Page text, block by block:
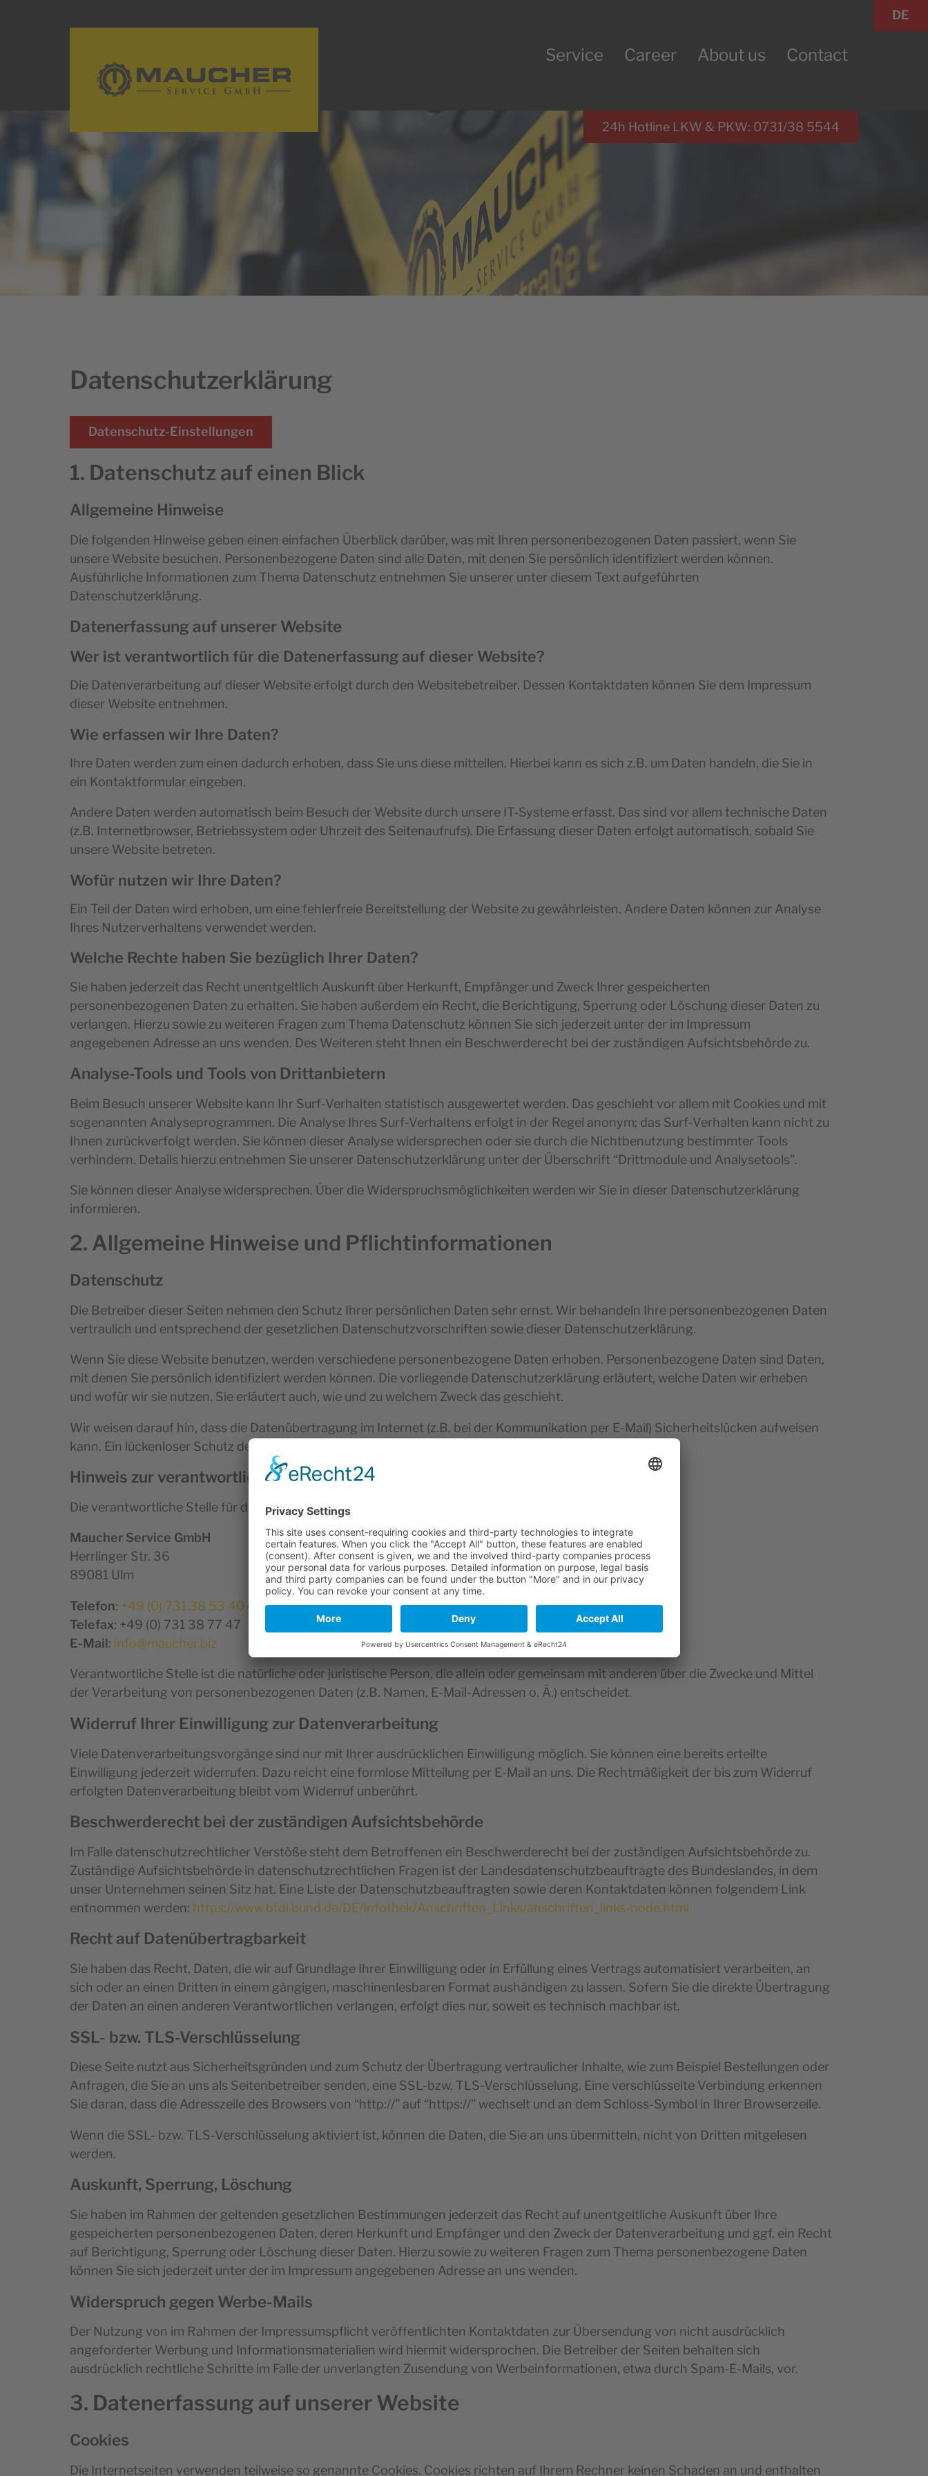
DE
24h Hotline LKW & PKW: 0731/38 5544
Service Career About us Contact
Datenschutzerklärung
Datenschutz-Einstellungen
1. Datenschutz auf einen Blick
Allgemeine Hinweise
Die folgenden Hinweise geben einen einfachen Überblick darüber, was mit Ihren personenbezogenen Daten passiert, wenn Sie
unsere Website besuchen. Personenbezogene Daten sind alle Daten, mit denen Sie persönlich identifiziert werden können.
Ausführliche Informationen zum Thema Datenschutz entnehmen Sie unserer unter diesem Text aufgeführten
Datenschutzerklärung.
Datenerfassung auf unserer Website
Wer ist verantwortlich für die Datenerfassung auf dieser Website?
Die Datenverarbeitung auf dieser Website erfolgt durch den Websitebetreiber. Dessen Kontaktdaten können Sie dem Impressum
dieser Website entnehmen.
Wie erfassen wir Ihre Daten?
Ihre Daten werden zum einen dadurch erhoben, dass Sie uns diese mitteilen. Hierbei kann es sich z.B. um Daten handeln, die Sie in
ein Kontaktformular eingeben.
Andere Daten werden automatisch beim Besuch der Website durch unsere IT-Systeme erfasst. Das sind vor allem technische Daten
(z.B. Internetbrowser, Betriebssystem oder Uhrzeit des Seitenaufrufs). Die Erfassung dieser Daten erfolgt automatisch, sobald Sie
unsere Website betreten.
Wofür nutzen wir Ihre Daten?
Ein Teil der Daten wird erhoben, um eine fehlerfreie Bereitstellung der Website zu gewährleisten. Andere Daten können zur Analyse
Ihres Nutzerverhaltens verwendet werden.
Welche Rechte haben Sie bezüglich Ihrer Daten?
Sie haben jederzeit das Recht unentgeltlich Auskunft über Herkunft, Empfänger und Zweck Ihrer gespeicherten
personenbezogenen Daten zu erhalten. Sie haben außerdem ein Recht, die Berichtigung, Sperrung oder Löschung dieser Daten zu
verlangen. Hierzu sowie zu weiteren Fragen zum Thema Datenschutz können Sie sich jederzeit unter der im Impressum
angegebenen Adresse an uns wenden. Des Weiteren steht Ihnen ein Beschwerderecht bei der zuständigen Aufsichtsbehörde zu.
Analyse-Tools und Tools von Drittanbietern
Beim Besuch unserer Website kann Ihr Surf-Verhalten statistisch ausgewertet werden. Das geschieht vor allem mit Cookies und mit
sogenannten Analyseprogrammen. Die Analyse Ihres Surf-Verhaltens erfolgt in der Regel anonym; das Surf-Verhalten kann nicht zu
Ihnen zurückverfolgt werden. Sie können dieser Analyse widersprechen oder sie durch die Nichtbenutzung bestimmter Tools
verhindern. Details hierzu entnehmen Sie unserer Datenschutzerklärung unter der Überschrift “Drittmodule und Analysetools”.
Sie können dieser Analyse widersprechen. Über die Widerspruchsmöglichkeiten werden wir Sie in dieser Datenschutzerklärung
informieren.
2. Allgemeine Hinweise und Pflichtinformationen
Datenschutz
Die Betreiber dieser Seiten nehmen den Schutz Ihrer persönlichen Daten sehr ernst. Wir behandeln Ihre personenbezogenen Daten
vertraulich und entsprechend der gesetzlichen Datenschutzvorschriften sowie dieser Datenschutzerklärung.
Wenn Sie diese Website benutzen, werden verschiedene personenbezogene Daten erhoben. Personenbezogene Daten sind Daten,
mit denen Sie persönlich identifiziert werden können. Die vorliegende Datenschutzerklärung erläutert, welche Daten wir erheben
und wofür wir sie nutzen. Sie erläutert auch, wie und zu welchem Zweck das geschieht.
Wir weisen darauf hin, dass die Datenübertragung im Internet (z.B. bei der Kommunikation per E-Mail) Sicherheitslücken aufweisen
kann. Ein lückenloser Schutz der Daten vor dem Zugriff durch Dritte ist nicht möglich.
Hinweis zur verantwortlichen Stelle
Die verantwortliche Stelle für die Datenverarbeitung auf dieser Website ist:
Maucher Service GmbH
Herrlinger Str. 36
89081 Ulm
Telefon: +49 (0) 731 38 53 40 oder38 55 44
Telefax: +49 (0) 731 38 77 47
E-Mail: info@maucher.biz
Verantwortliche Stelle ist die natürliche oder juristische Person, die allein oder gemeinsam mit anderen über die Zwecke und Mittel
der Verarbeitung von personenbezogenen Daten (z.B. Namen, E-Mail-Adressen o. Ä.) entscheidet.
Widerruf Ihrer Einwilligung zur Datenverarbeitung
Viele Datenverarbeitungsvorgänge sind nur mit Ihrer ausdrücklichen Einwilligung möglich. Sie können eine bereits erteilte
Einwilligung jederzeit widerrufen. Dazu reicht eine formlose Mitteilung per E-Mail an uns. Die Rechtmäßigkeit der bis zum Widerruf
erfolgten Datenverarbeitung bleibt vom Widerruf unberührt.
Beschwerderecht bei der zuständigen Aufsichtsbehörde
Im Falle datenschutzrechtlicher Verstöße steht dem Betroffenen ein Beschwerderecht bei der zuständigen Aufsichtsbehörde zu.
Zuständige Aufsichtsbehörde in datenschutzrechtlichen Fragen ist der Landesdatenschutzbeauftragte des Bundeslandes, in dem
unser Unternehmen seinen Sitz hat. Eine Liste der Datenschutzbeauftragten sowie deren Kontaktdaten können folgendem Link
entnommen werden: https://www.bfdi.bund.de/DE/Infothek/Anschriften_Links/anschriften_links-node.html.
Recht auf Datenübertragbarkeit
Sie haben das Recht, Daten, die wir auf Grundlage Ihrer Einwilligung oder in Erfüllung eines Vertrags automatisiert verarbeiten, an
sich oder an einen Dritten in einem gängigen, maschinenlesbaren Format aushändigen zu lassen. Sofern Sie die direkte Übertragung
der Daten an einen anderen Verantwortlichen verlangen, erfolgt dies nur, soweit es technisch machbar ist.
SSL- bzw. TLS-Verschlüsselung
Diese Seite nutzt aus Sicherheitsgründen und zum Schutz der Übertragung vertraulicher Inhalte, wie zum Beispiel Bestellungen oder
Anfragen, die Sie an uns als Seitenbetreiber senden, eine SSL-bzw. TLS-Verschlüsselung. Eine verschlüsselte Verbindung erkennen
Sie daran, dass die Adresszeile des Browsers von “http://” auf “https://” wechselt und an dem Schloss-Symbol in Ihrer Browserzeile.
Wenn die SSL- bzw. TLS-Verschlüsselung aktiviert ist, können die Daten, die Sie an uns übermitteln, nicht von Dritten mitgelesen
werden.
Auskunft, Sperrung, Löschung
Sie haben im Rahmen der geltenden gesetzlichen Bestimmungen jederzeit das Recht auf unentgeltliche Auskunft über Ihre
gespeicherten personenbezogenen Daten, deren Herkunft und Empfänger und den Zweck der Datenverarbeitung und ggf. ein Recht
auf Berichtigung, Sperrung oder Löschung dieser Daten. Hierzu sowie zu weiteren Fragen zum Thema personenbezogene Daten
können Sie sich jederzeit unter der im Impressum angegebenen Adresse an uns wenden.
Widerspruch gegen Werbe-Mails
Der Nutzung von im Rahmen der Impressumspflicht veröffentlichten Kontaktdaten zur Übersendung von nicht ausdrücklich
angeforderter Werbung und Informationsmaterialien wird hiermit widersprochen. Die Betreiber der Seiten behalten sich
ausdrücklich rechtliche Schritte im Falle der unverlangten Zusendung von Werbeinformationen, etwa durch Spam-E-Mails, vor.
3. Datenerfassung auf unserer Website
Cookies
Die Internetseiten verwenden teilweise so genannte Cookies. Cookies richten auf Ihrem Rechner keinen Schaden an und enthalten